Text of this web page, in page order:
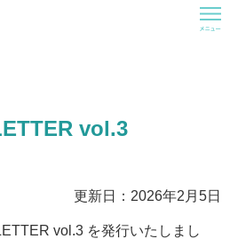
vol.3
更新日：2026年2月5日
vol.3 を発行いたしまし